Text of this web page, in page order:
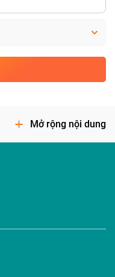
Mở rộng nội dung